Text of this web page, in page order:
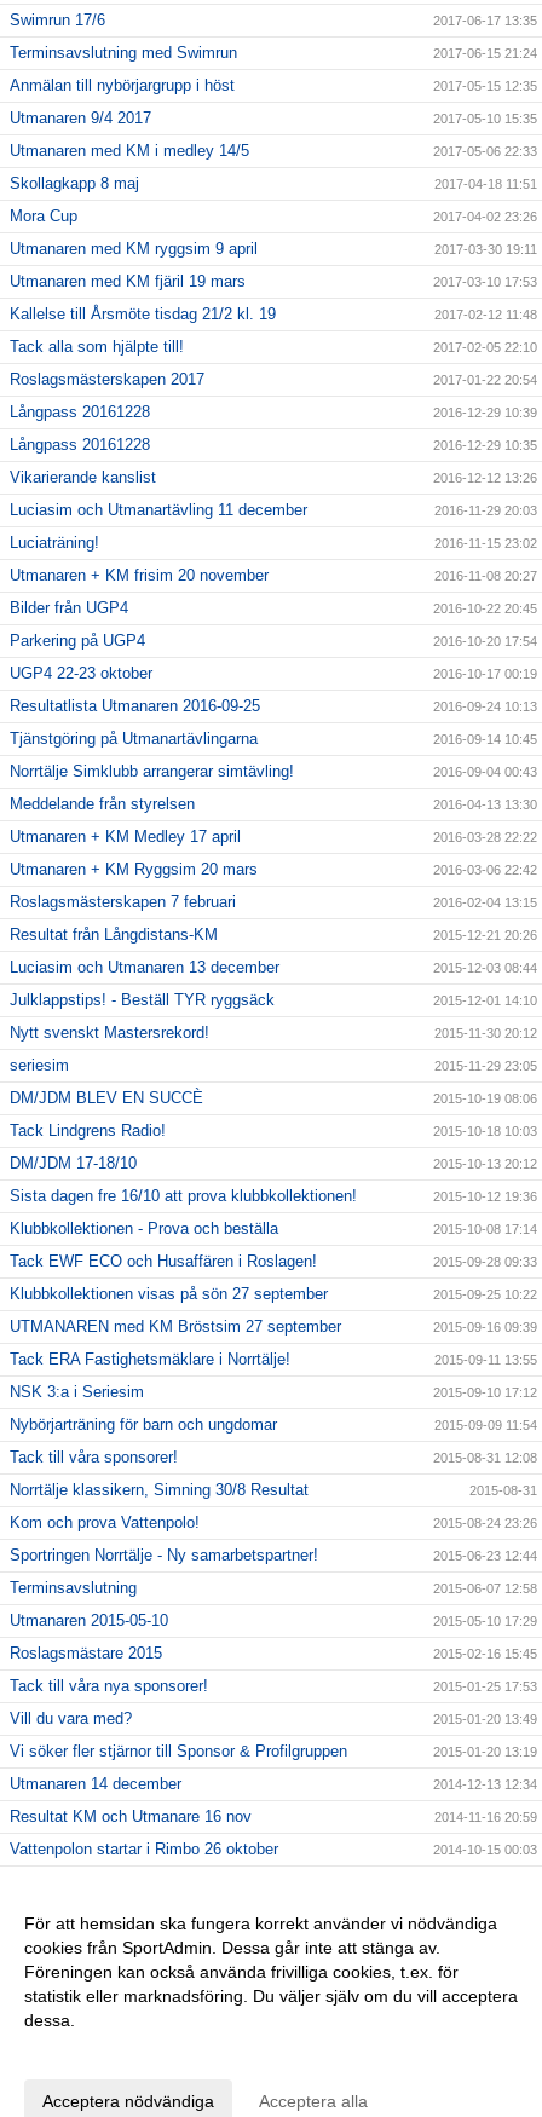
Swimrun 17/6 2017-06-17 13:35
Terminsavslutning med Swimrun 2017-06-15 21:24
Anmälan till nybörjargrupp i höst 2017-05-15 12:35
Utmanaren 9/4 2017 2017-05-10 15:35
Utmanaren med KM i medley 14/5 2017-05-06 22:33
Skollagkapp 8 maj 2017-04-18 11:51
Mora Cup 2017-04-02 23:26
Utmanaren med KM ryggsim 9 april 2017-03-30 19:11
Utmanaren med KM fjäril 19 mars 2017-03-10 17:53
Kallelse till Årsmöte tisdag 21/2 kl. 19 2017-02-12 11:48
Tack alla som hjälpte till! 2017-02-05 22:10
Roslagsmästerskapen 2017 2017-01-22 20:54
Långpass 20161228 2016-12-29 10:39
Långpass 20161228 2016-12-29 10:35
Vikarierande kanslist 2016-12-12 13:26
Luciasim och Utmanartävling 11 december 2016-11-29 20:03
Luciaträning! 2016-11-15 23:02
Utmanaren + KM frisim 20 november 2016-11-08 20:27
Bilder från UGP4 2016-10-22 20:45
Parkering på UGP4 2016-10-20 17:54
UGP4 22-23 oktober 2016-10-17 00:19
Resultatlista Utmanaren 2016-09-25 2016-09-24 10:13
Tjänstgöring på Utmanartävlingarna 2016-09-14 10:45
Norrtälje Simklubb arrangerar simtävling! 2016-09-04 00:43
Meddelande från styrelsen 2016-04-13 13:30
Utmanaren + KM Medley 17 april 2016-03-28 22:22
Utmanaren + KM Ryggsim 20 mars 2016-03-06 22:42
Roslagsmästerskapen 7 februari 2016-02-04 13:15
Resultat från Långdistans-KM 2015-12-21 20:26
Luciasim och Utmanaren 13 december 2015-12-03 08:44
Julklappstips! - Beställ TYR ryggsäck 2015-12-01 14:10
Nytt svenskt Mastersrekord! 2015-11-30 20:12
seriesim 2015-11-29 23:05
DM/JDM BLEV EN SUCCÈ 2015-10-19 08:06
Tack Lindgrens Radio! 2015-10-18 10:03
DM/JDM 17-18/10 2015-10-13 20:12
Sista dagen fre 16/10 att prova klubbkollektionen! 2015-10-12 19:36
Klubbkollektionen - Prova och beställa 2015-10-08 17:14
Tack EWF ECO och Husaffären i Roslagen! 2015-09-28 09:33
Klubbkollektionen visas på sön 27 september 2015-09-25 10:22
UTMANAREN med KM Bröstsim 27 september 2015-09-16 09:39
Tack ERA Fastighetsmäklare i Norrtälje! 2015-09-11 13:55
NSK 3:a i Seriesim 2015-09-10 17:12
Nybörjarträning för barn och ungdomar 2015-09-09 11:54
Tack till våra sponsorer! 2015-08-31 12:08
Norrtälje klassikern, Simning 30/8 Resultat 2015-08-31
Kom och prova Vattenpolo! 2015-08-24 23:26
Sportringen Norrtälje - Ny samarbetspartner! 2015-06-23 12:44
Terminsavslutning 2015-06-07 12:58
Utmanaren 2015-05-10 2015-05-10 17:29
Roslagsmästare 2015 2015-02-16 15:45
Tack till våra nya sponsorer! 2015-01-25 17:53
Vill du vara med? 2015-01-20 13:49
Vi söker fler stjärnor till Sponsor & Profilgruppen 2015-01-20 13:19
Utmanaren 14 december 2014-12-13 12:34
Resultat KM och Utmanare 16 nov 2014-11-16 20:59
Vattenpolon startar i Rimbo 26 oktober 2014-10-15 00:03
Nybörjarträning i Norrtälje! 2014-09-11 13:09
Vi startar Vattenpolo i höst i form av Poolkampen. 2014-09-11 13:08
Vuxencrawl i Rimbo! 2014-09-11 13:00
För att hemsidan ska fungera korrekt använder vi nödvändiga
cookies från SportAdmin. Dessa går inte att stänga av.
Föreningen kan också använda frivilliga cookies, t.ex. för
statistik eller marknadsföring. Du väljer själv om du vill acceptera
dessa.
Acceptera nödvändiga Acceptera alla